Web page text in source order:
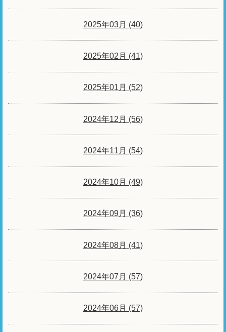
2025年03月 (40)
2025年02月 (41)
2025年01月 (52)
2024年12月 (56)
2024年11月 (54)
2024年10月 (49)
2024年09月 (36)
2024年08月 (41)
2024年07月 (57)
2024年06月 (57)